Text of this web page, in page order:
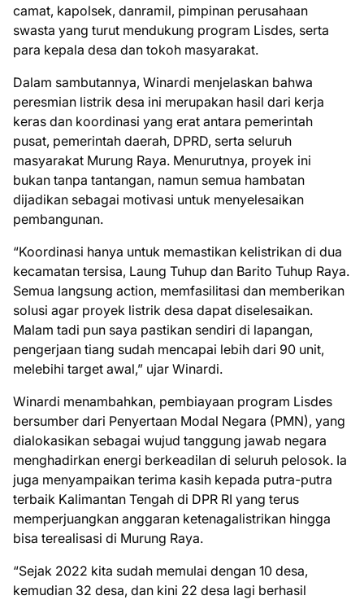
camat, kapolsek, danramil, pimpinan perusahaan
swasta yang turut mendukung program Lisdes, serta
para kepala desa dan tokoh masyarakat.
Dalam sambutannya, Winardi menjelaskan bahwa
peresmian listrik desa ini merupakan hasil dari kerja
keras dan koordinasi yang erat antara pemerintah
pusat, pemerintah daerah, DPRD, serta seluruh
masyarakat Murung Raya. Menurutnya, proyek ini
bukan tanpa tantangan, namun semua hambatan
dijadikan sebagai motivasi untuk menyelesaikan
pembangunan.
“Koordinasi hanya untuk memastikan kelistrikan di dua
kecamatan tersisa, Laung Tuhup dan Barito Tuhup Raya.
Semua langsung action, memfasilitasi dan memberikan
solusi agar proyek listrik desa dapat diselesaikan.
Malam tadi pun saya pastikan sendiri di lapangan,
pengerjaan tiang sudah mencapai lebih dari 90 unit,
melebihi target awal,” ujar Winardi.
Winardi menambahkan, pembiayaan program Lisdes
bersumber dari Penyertaan Modal Negara (PMN), yang
dialokasikan sebagai wujud tanggung jawab negara
menghadirkan energi berkeadilan di seluruh pelosok. Ia
juga menyampaikan terima kasih kepada putra-putra
terbaik Kalimantan Tengah di DPR RI yang terus
memperjuangkan anggaran ketenagalistrikan hingga
bisa terealisasi di Murung Raya.
“Sejak 2022 kita sudah memulai dengan 10 desa,
kemudian 32 desa, dan kini 22 desa lagi berhasil